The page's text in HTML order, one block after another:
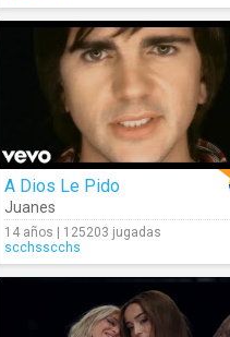
A Dios Le Pido
Juanes
14 años | 125203 jugadas
scchsscchs